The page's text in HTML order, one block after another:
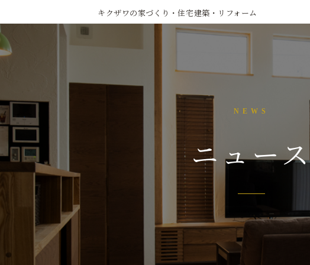
キクザワの家づくり・住宅建築・リフォーム
NEWS
ニュー